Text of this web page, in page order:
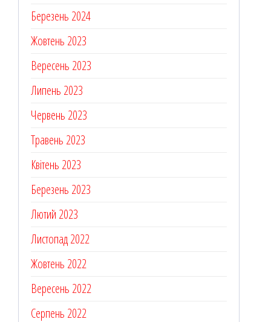
Березень 2024
Жовтень 2023
Вересень 2023
Липень 2023
Червень 2023
Травень 2023
Квітень 2023
Березень 2023
Лютий 2023
Листопад 2022
Жовтень 2022
Вересень 2022
Серпень 2022